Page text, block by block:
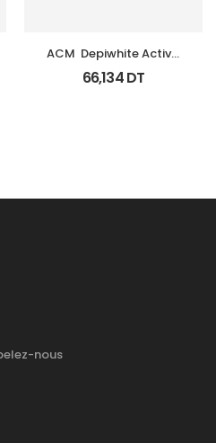
ACM  Depiwhite Active
Gel Unifiant Anti Taches
40Ml
66,134DT
nous